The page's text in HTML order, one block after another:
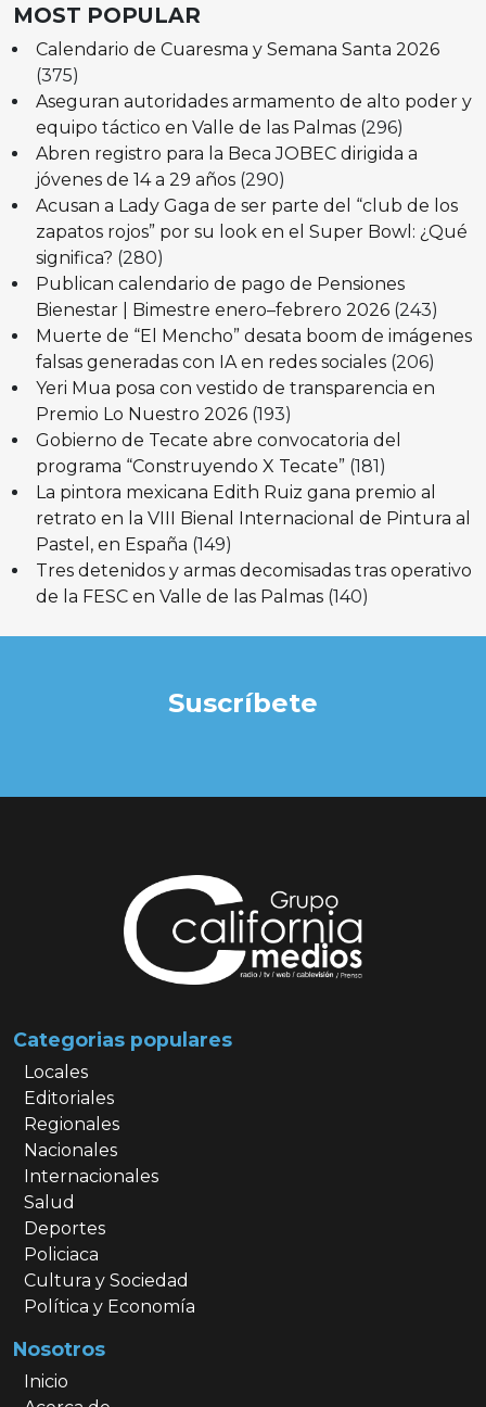
MOST POPULAR
Calendario de Cuaresma y Semana Santa 2026
(375)
Aseguran autoridades armamento de alto poder y
equipo táctico en Valle de las Palmas (296)
Abren registro para la Beca JOBEC dirigida a
jóvenes de 14 a 29 años (290)
Acusan a Lady Gaga de ser parte del “club de los
zapatos rojos” por su look en el Super Bowl: ¿Qué
significa? (280)
Publican calendario de pago de Pensiones
Bienestar | Bimestre enero–febrero 2026 (243)
Muerte de “El Mencho” desata boom de imágenes
falsas generadas con IA en redes sociales (206)
Yeri Mua posa con vestido de transparencia en
Premio Lo Nuestro 2026 (193)
Gobierno de Tecate abre convocatoria del
programa “Construyendo X Tecate” (181)
La pintora mexicana Edith Ruiz gana premio al
retrato en la VIII Bienal Internacional de Pintura al
Pastel, en España (149)
Tres detenidos y armas decomisadas tras operativo
de la FESC en Valle de las Palmas (140)
Suscríbete
Categorias populares
Locales
Editoriales
Regionales
Nacionales
Internacionales
Salud
Deportes
Policiaca
Cultura y Sociedad
Política y Economía
Nosotros
Inicio